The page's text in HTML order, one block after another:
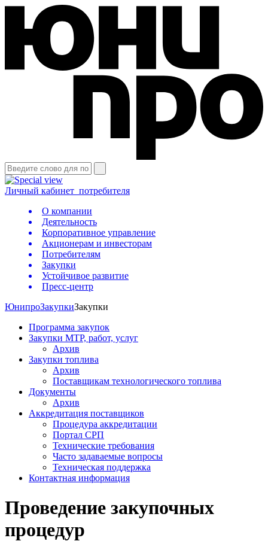
Личный кабинет потребителя
О компании
Деятельность
Корпоративное управление
Акционерам и инвесторам
Потребителям
Закупки
Устойчивое развитие
Пресс-центр
ЮнипроЗакупкиЗакупки
Программа закупок
Закупки МТР, работ, услуг
Архив
Закупки топлива
Архив
Поставщикам технологического топлива
Документы
Архив
Аккредитация поставщиков
Процедура аккредитации
Портал СРП
Технические требования
Часто задаваемые вопросы
Техническая поддержка
Контактная информация
Проведение закупочных
процедур